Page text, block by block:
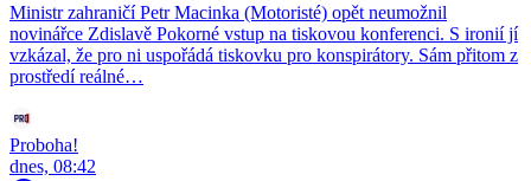
Ministr zahraničí Petr Macinka (Motoristé) opět neumožnil
novinářce Zdislavě Pokorné vstup na tiskovou konferenci. S ironií jí
vzkázal, že pro ni uspořádá tiskovku pro konspirátory. Sám přitom z
prostředí reálné…
Proboha!
dnes, 08:42